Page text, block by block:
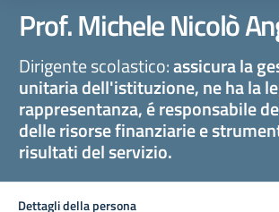
Prof. Michele Nicolò
Dirigente scolastico:assicura la
unitaria dell'istituzione, ne ha la
rappresentanza, é responsabile
delle risorse finanziarie e
risultati del servizio.
Dettagli della persona